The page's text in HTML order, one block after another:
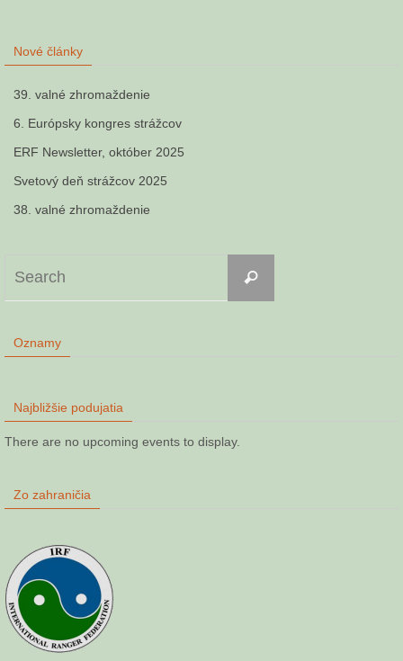
Nové články
39. valné zhromaždenie
6. Európsky kongres strážcov
ERF Newsletter, október 2025
Svetový deň strážcov 2025
38. valné zhromaždenie
Search
Oznamy
Najbližšie podujatia
There are no upcoming events to display.
Zo zahraničia